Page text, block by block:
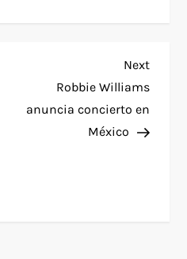
Next
Post
Next
Robbie Williams
anuncia concierto en
México